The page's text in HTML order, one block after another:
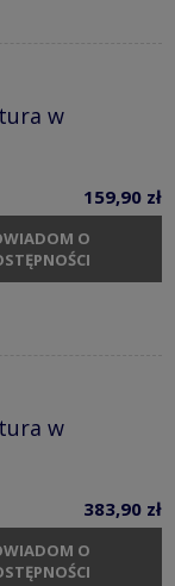
w
159,90 zł
O
w
383,90 zł
O